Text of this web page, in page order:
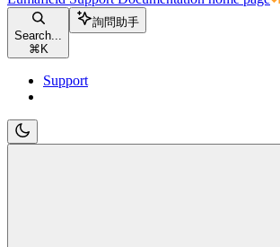
Search...
⌘ K
詢問助手
Support